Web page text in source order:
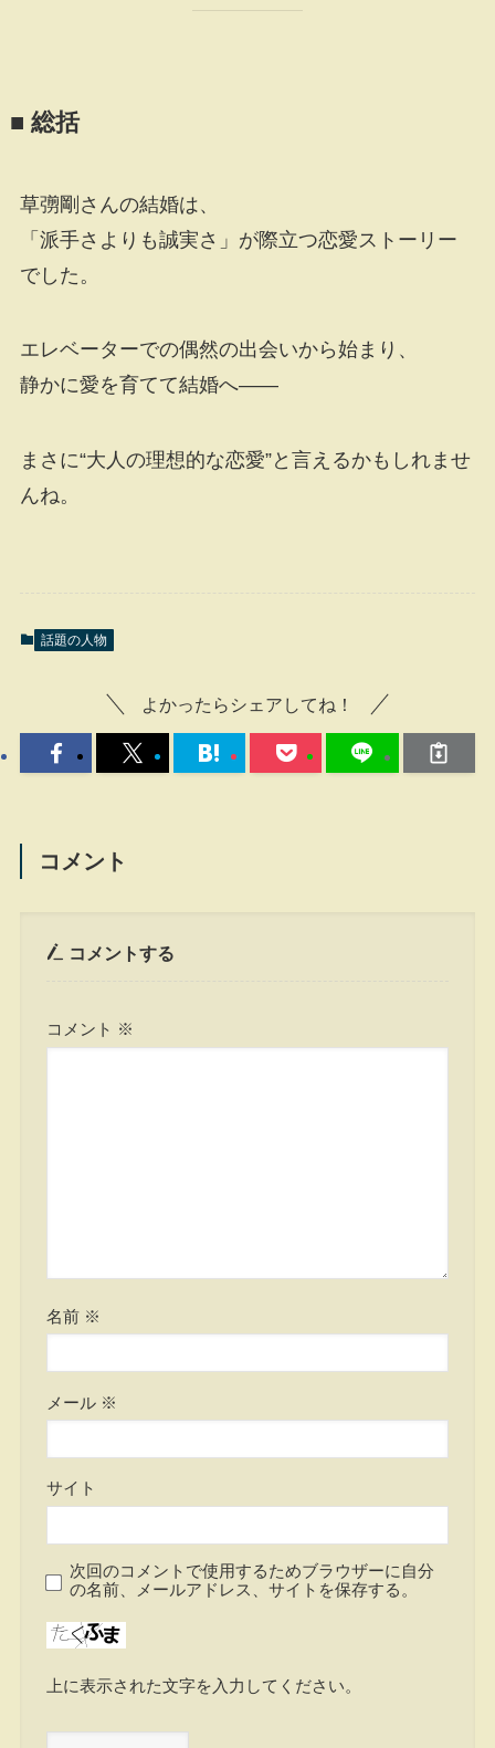
■ 総括
草彅剛さんの結婚は、
「派手さよりも誠実さ」が際立つ恋愛ストーリー
でした。
エレベーターでの偶然の出会いから始まり、
静かに愛を育てて結婚へ――
まさに“大人の理想的な恋愛”と言えるかもしれませ
んね。
話題の人物
よかったらシェアしてね！
コメント
コメントする
コメント ※
名前 ※
メール ※
サイト
次回のコメントで使用するためブラウザーに自分
の名前、メールアドレス、サイトを保存する。
上に表示された文字を入力してください。